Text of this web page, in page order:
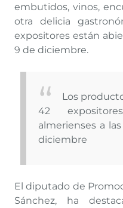
embutidos, vinos,
otra delicia
expositores están
9 de diciembre.
Los
42
almerienses a
diciembre
El diputado de
Sánchez, ha